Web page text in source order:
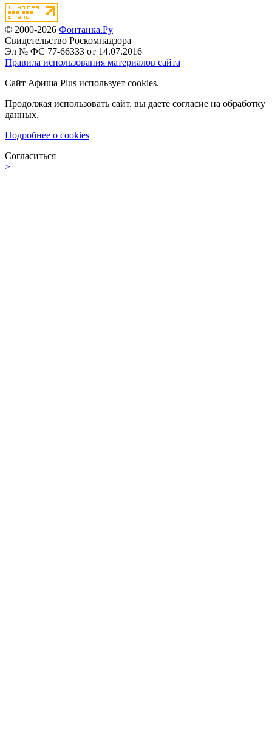
© 2000-2026 Фонтанка.Ру
Свидетельство Роскомнадзора
Эл № ФС 77-66333 от 14.07.2016
Правила использования материалов сайта
Сайт Афиша Plus использует cookies.
Продолжая использовать сайт, вы даете согласие на обработку
данных.
Подробнее о cookies
Согласиться
>